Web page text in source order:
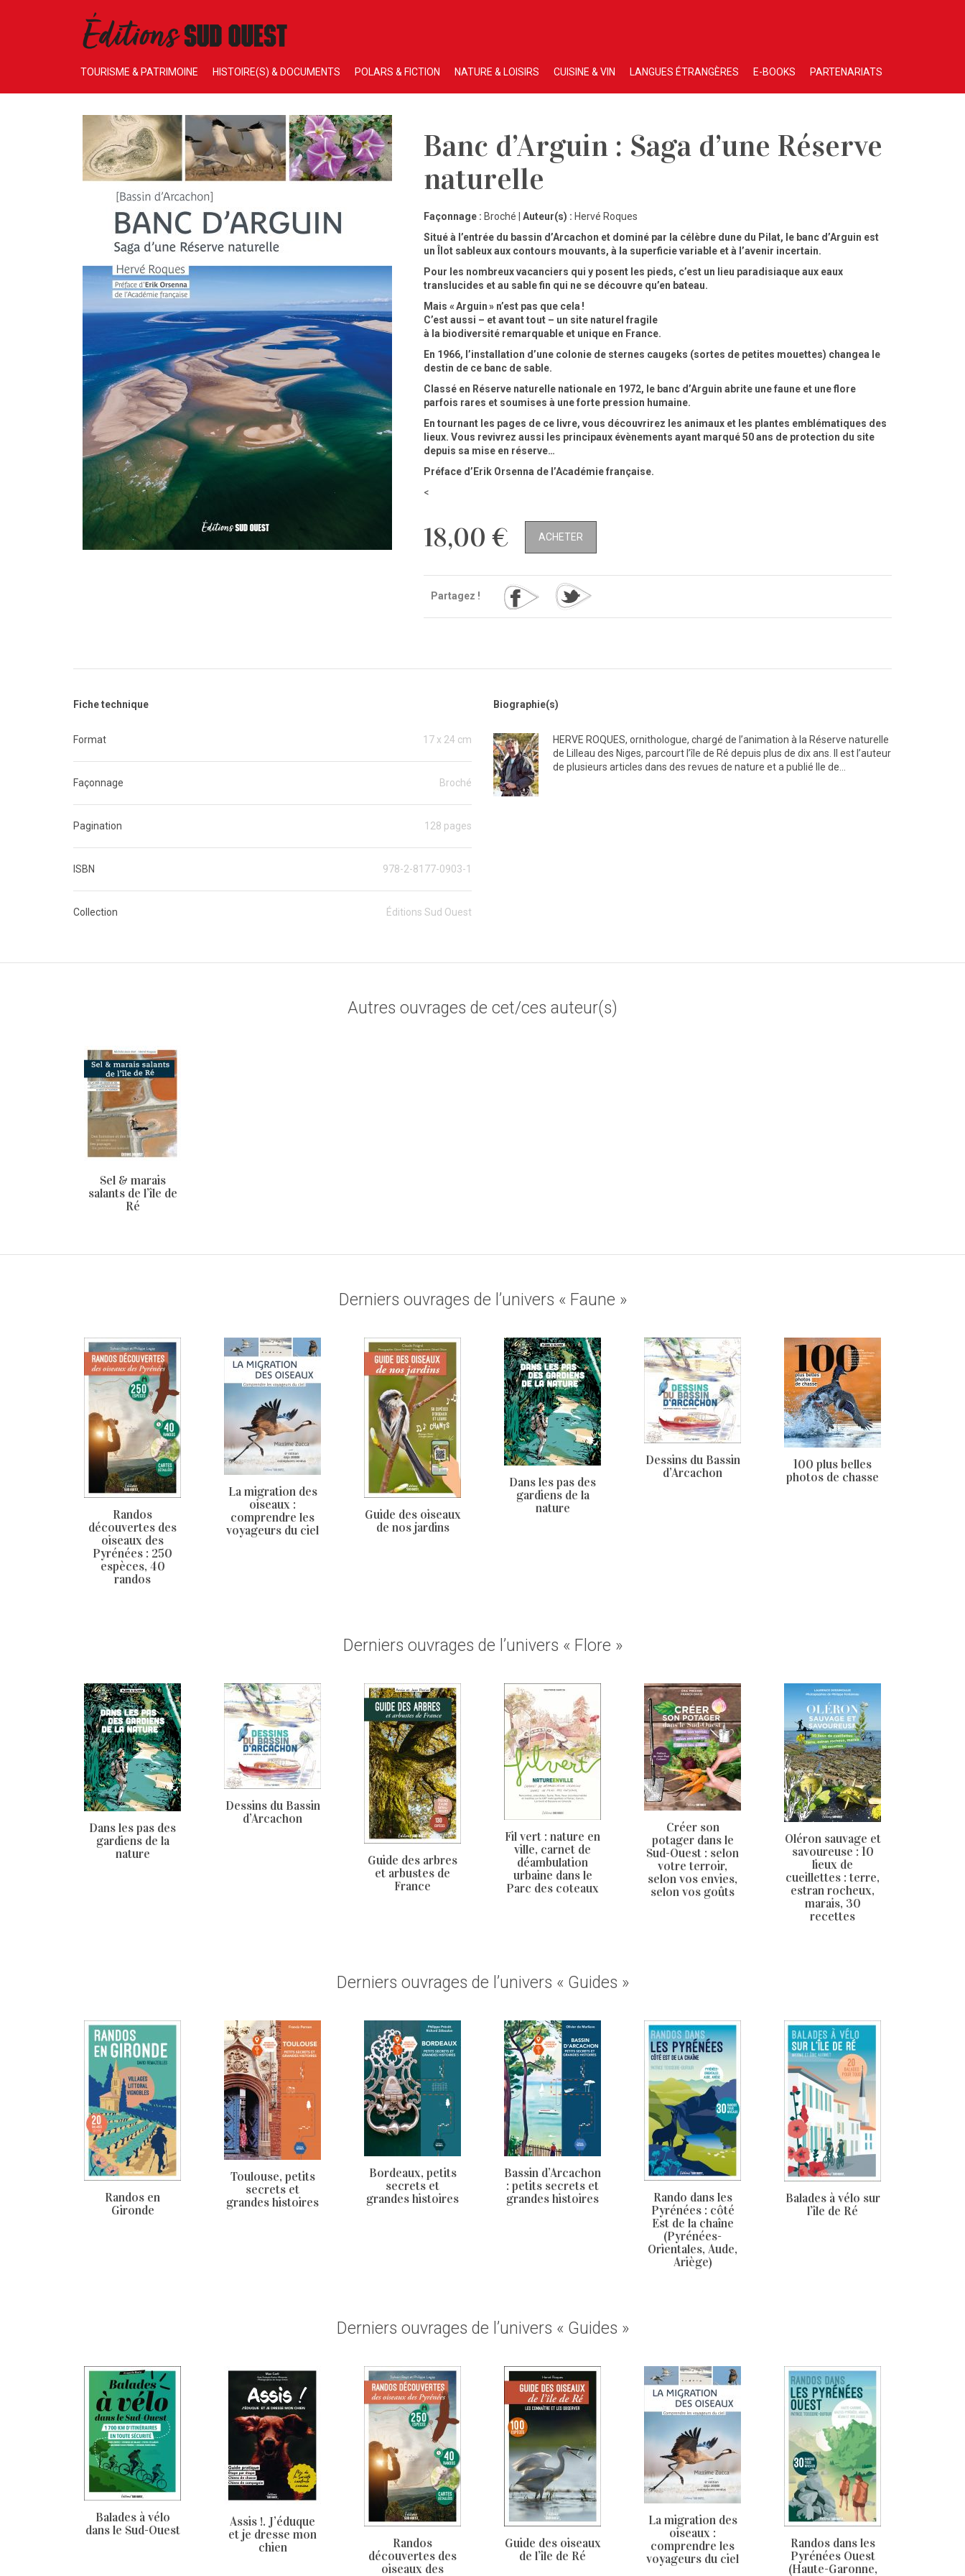
TOURISME & PATRIMOINE HISTOIRE(S) & DOCUMENTS POLARS & FICTION NATURE & LOISIRS CUISINE & VIN LANGUES ÉTRANGÈRES E-BOOKS PARTENARIATS
Banc d’Arguin : Saga d’une Réserve
naturelle
Façonnage : Broché | Auteur(s) : Hervé Roques
Situé à l’entrée du bassin d’Arcachon et dominé par la célèbre dune du Pilat, le banc d’Arguin est
un Îlot sableux aux contours mouvants, à la superficie variable et à l’avenir incertain.
Pour les nombreux vacanciers qui y posent les pieds, c’est un lieu paradisiaque aux eaux
translucides et au sable fin qui ne se découvre qu’en bateau.
Mais « Arguin » n’est pas que cela !
C’est aussi – et avant tout – un site naturel fragile
à la biodiversité remarquable et unique en France.
En 1966, l’installation d’une colonie de sternes caugeks (sortes de petites mouettes) changea le
destin de ce banc de sable.
Classé en Réserve naturelle nationale en 1972, le banc d’Arguin abrite une faune et une flore
parfois rares et soumises à une forte pression humaine.
En tournant les pages de ce livre, vous découvrirez les animaux et les plantes emblématiques des
lieux. Vous revivrez aussi les principaux évènements ayant marqué 50 ans de protection du site
depuis sa mise en réserve…
Préface d’ Erik Orsenna de l’Académie française.
<
18,00 € ACHETER
Partagez !
Fiche technique
Format 17 x 24 cm
Façonnage Broché
Pagination 128 pages
ISBN 978-2-8177-0903-1
Collection Éditions Sud Ouest
Biographie(s)
HERVE ROQUES, ornithologue, chargé de l’animation à la Réserve naturelle
de Lilleau des Niges, parcourt l’île de Ré depuis plus de dix ans. Il est l’auteur
de plusieurs articles dans des revues de nature et a publié Ile de…
Autres ouvrages de cet/ces auteur(s)
Sel & marais
salants de l’île de
Ré
Derniers ouvrages de l’univers « Faune »
Randos
découvertes des
oiseaux des
Pyrénées : 250
espèces, 40
randos
La migration des
oiseaux :
comprendre les
voyageurs du ciel
Guide des oiseaux
de nos jardins
Dans les pas des
gardiens de la
nature
Dessins du Bassin
d’Arcachon
100 plus belles
photos de chasse
Derniers ouvrages de l’univers « Flore »
Dans les pas des
gardiens de la
nature
Dessins du Bassin
d’Arcachon
Guide des arbres
et arbustes de
France
Fil vert : nature en
ville, carnet de
déambulation
urbaine dans le
Parc des coteaux
Créer son
potager dans le
Sud-Ouest : selon
votre terroir,
selon vos envies,
selon vos goûts
Oléron sauvage et
savoureuse : 10
lieux de
cueillettes : terre,
estran rocheux,
marais, 30
recettes
Derniers ouvrages de l’univers « Guides »
Randos en
Gironde
Toulouse, petits
secrets et
grandes histoires
Bordeaux, petits
secrets et
grandes histoires
Bassin d’Arcachon
: petits secrets et
grandes histoires
Rando dans les
Pyrénées : côté
Est de la chaîne
(Pyrénées-
Orientales, Aude,
Ariège)
Balades à vélo sur
l’île de Ré
Derniers ouvrages de l’univers « Guides »
Balades à vélo
dans le Sud-Ouest
Assis !. J’éduque
et je dresse mon
chien
Randos
découvertes des
oiseaux des
Guide des oiseaux
de l’île de Ré
La migration des
oiseaux :
comprendre les
voyageurs du ciel
Randos dans les
Pyrénées Ouest
(Haute-Garonne,